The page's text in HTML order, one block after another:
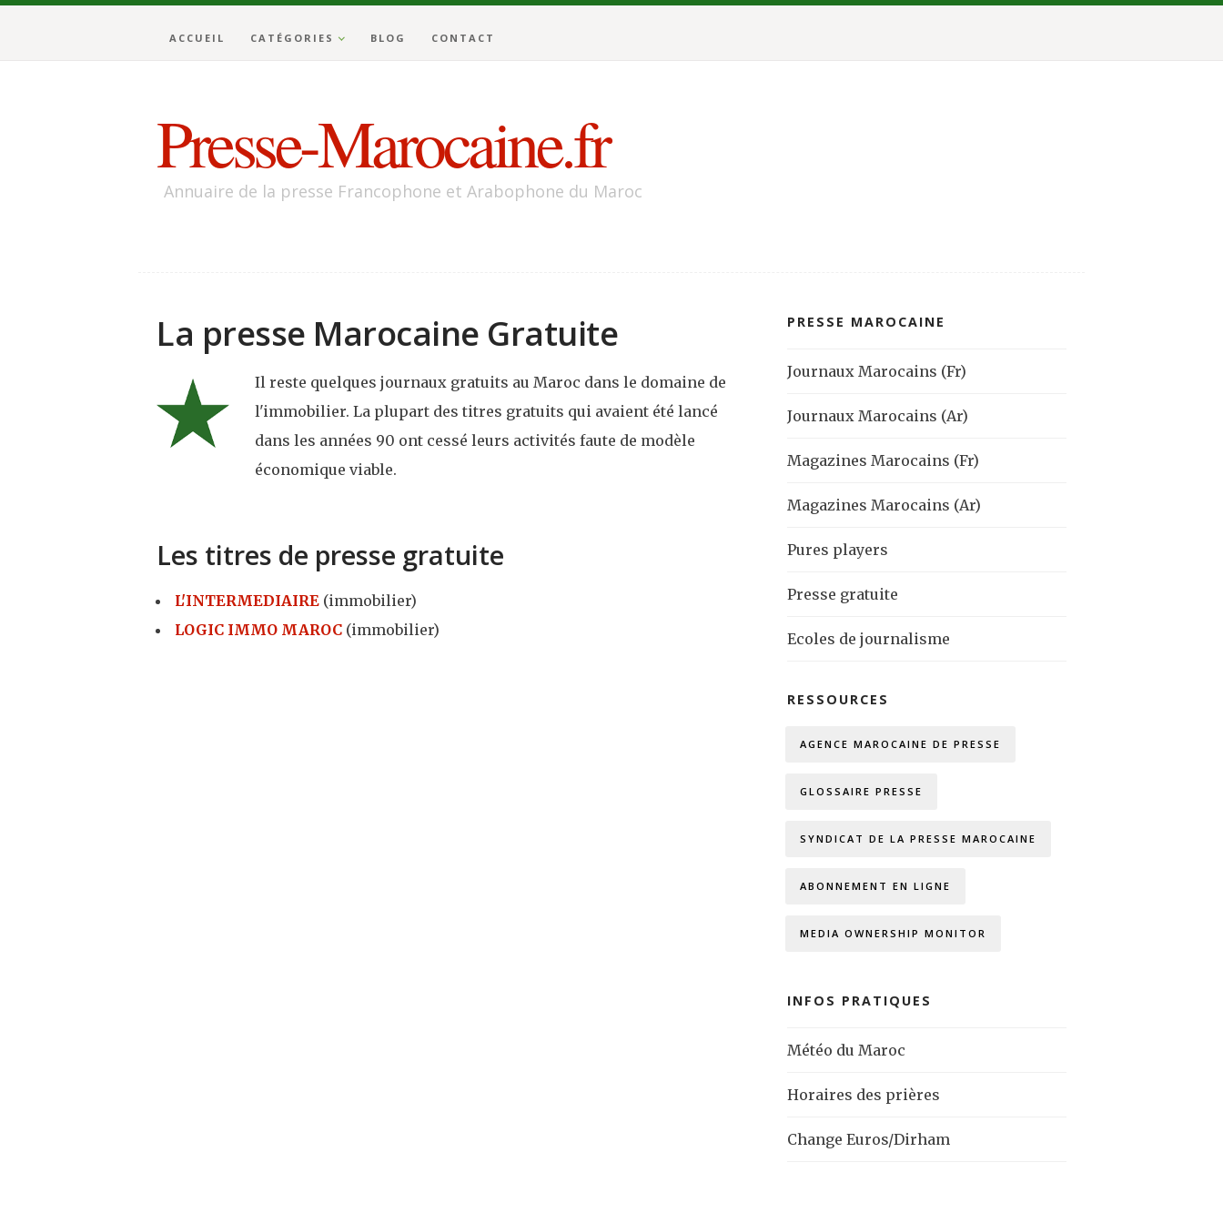
Presse-Marocaine.fr
Annuaire de la presse Francophone et Arabophone du Maroc
ACCUEIL CATÉGORIES BLOG CONTACT
La presse Marocaine Gratuite
Il reste quelques journaux gratuits au Maroc dans le domaine de
l'immobilier. La plupart des titres gratuits qui avaient été lancé
dans les années 90 ont cessé leurs activités faute de modèle
économique viable.
Les titres de presse gratuite
L'INTERMEDIAIRE (immobilier)
LOGIC IMMO MAROC (immobilier)
PRESSE MAROCAINE
Journaux Marocains (Fr)
Journaux Marocains (Ar)
Magazines Marocains (Fr)
Magazines Marocains (Ar)
Pures players
Presse gratuite
Ecoles de journalisme
RESSOURCES
AGENCE MAROCAINE DE PRESSE
GLOSSAIRE PRESSE
SYNDICAT DE LA PRESSE MAROCAINE
ABONNEMENT EN LIGNE
MEDIA OWNERSHIP MONITOR
INFOS PRATIQUES
Météo du Maroc
Horaires des prières
Change Euros/Dirham